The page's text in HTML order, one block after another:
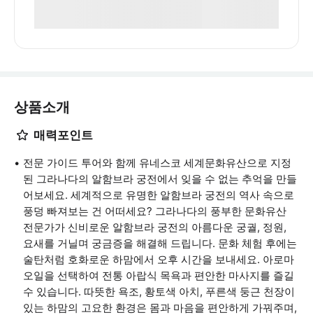
상품소개
매력포인트
전문 가이드 투어와 함께 유네스코 세계문화유산으로 지정
된 그라나다의 알함브라 궁전에서 잊을 수 없는 추억을 만들
어보세요. 세계적으로 유명한 알함브라 궁전의 역사 속으로
풍덩 빠져보는 건 어떠세요? 그라나다의 풍부한 문화유산
전문가가 신비로운 알함브라 궁전의 아름다운 궁궐, 정원,
요새를 거닐며 궁금증을 해결해 드립니다. 문화 체험 후에는
술탄처럼 호화로운 하맘에서 오후 시간을 보내세요. 아로마
오일을 선택하여 전통 아랍식 목욕과 편안한 마사지를 즐길
수 있습니다. 따뜻한 욕조, 황토색 아치, 푸른색 둥근 천장이
있는 하맘의 고요한 환경은 몸과 마음을 편안하게 가꿔주며,